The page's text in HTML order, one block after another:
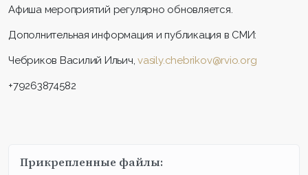
Афиша мероприятий регулярно обновляется.
Дополнительная информация и публикация в СМИ:
Чебриков Василий Ильич,vasily.chebrikov@rvio.org
+79263874582
Прикрепленные файлы: